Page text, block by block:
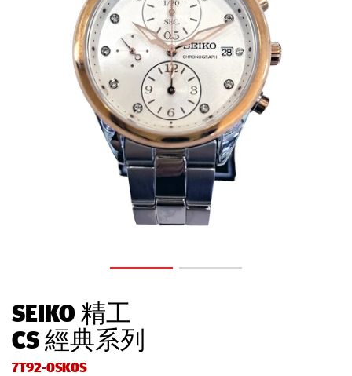
SEIKO 精工
CS 經典系列
7T92-0SK0S